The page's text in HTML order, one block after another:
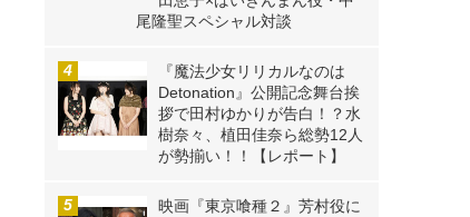
尾隆聖スペシャル対談
『魔法少女リリカルなのは
Detonation』公開記念舞台挨
拶で田村ゆかりが告白！？水
樹奈々、植田佳奈ら総勢12人
が勢揃い！！【レポート】
映画『東京喰種２』芳村役に